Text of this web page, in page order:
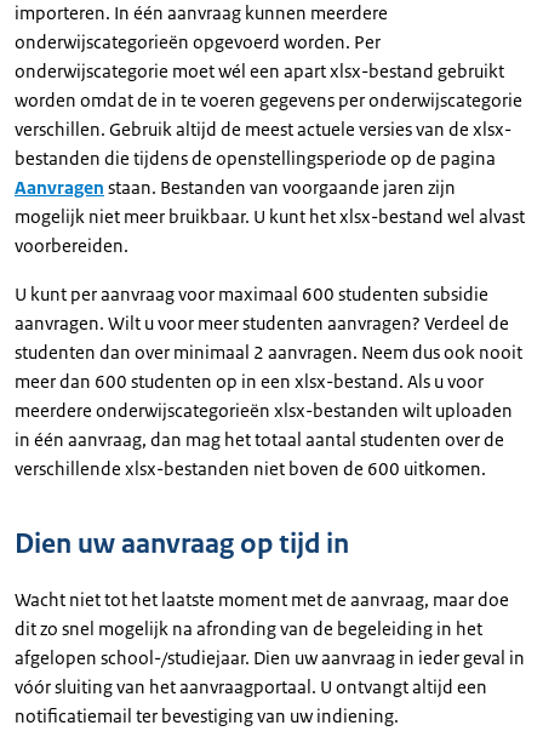
importeren. In één aanvraag kunnen meerdere
onderwijscategorieën opgevoerd worden. Per
onderwijscategorie moet wél een apart xlsx-bestand gebruikt
worden omdat de in te voeren gegevens per onderwijscategorie
verschillen. Gebruik altijd de meest actuele versies van de xlsx-
bestanden die tijdens de openstellingsperiode op de pagina
Aanvragen staan. Bestanden van voorgaande jaren zijn
mogelijk niet meer bruikbaar. U kunt het xlsx-bestand wel alvast
voorbereiden.
U kunt per aanvraag voor maximaal 600 studenten subsidie
aanvragen. Wilt u voor meer studenten aanvragen? Verdeel de
studenten dan over minimaal 2 aanvragen. Neem dus ook nooit
meer dan 600 studenten op in een xlsx-bestand. Als u voor
meerdere onderwijscategorieën xlsx-bestanden wilt uploaden
in één aanvraag, dan mag het totaal aantal studenten over de
verschillende xlsx-bestanden niet boven de 600 uitkomen.
Dien uw aanvraag op tijd in
Wacht niet tot het laatste moment met de aanvraag, maar doe
dit zo snel mogelijk na afronding van de begeleiding in het
afgelopen school-/studiejaar. Dien uw aanvraag in ieder geval in
vóór sluiting van het aanvraagportaal. U ontvangt altijd een
notificatiemail ter bevestiging van uw indiening.